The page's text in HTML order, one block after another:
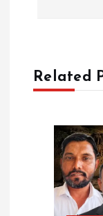
a
Related